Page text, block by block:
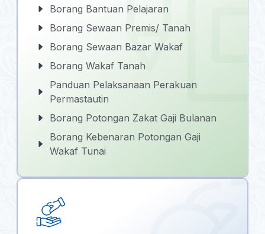
Borang Bantuan Pelajaran
Borang Sewaan Premis/ Tanah
Borang Sewaan Bazar Wakaf
Borang Wakaf Tanah
Panduan Pelaksanaan Perakuan
Permastautin
Borang Potongan Zakat Gaji Bulanan
Borang Kebenaran Potongan Gaji
Wakaf Tunai